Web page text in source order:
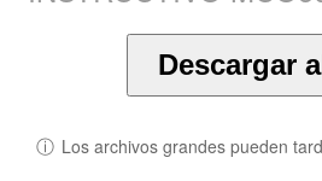
Descargar
ⓘ Los archivos grandes pueden